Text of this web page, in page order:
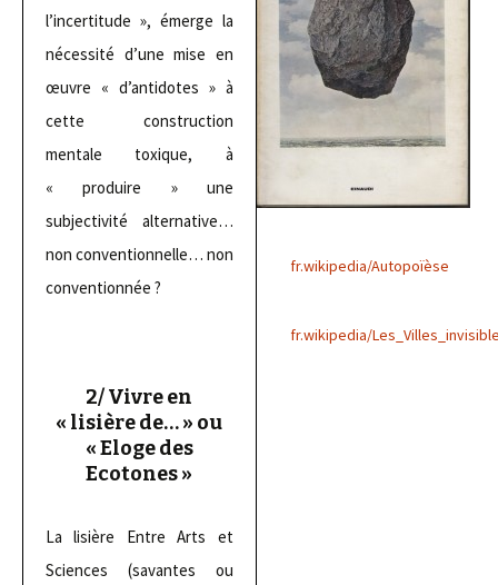
l’incertitude », émerge la
nécessité d’une mise en
œuvre « d’antidotes » à
cette construction
mentale toxique, à
« produire » une
subjectivité alternative…
non conventionnelle… non
conventionnée ?
2/ Vivre en
« lisière de… » ou
« Eloge des
Ecotones »
La lisière Entre Arts et
Sciences (savantes ou
fr.wikipedia/Autopoïèse
fr.wikipedia/